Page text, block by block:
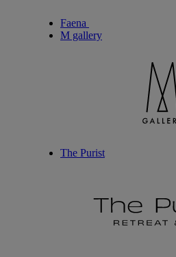
Faena
M gallery
The Purist